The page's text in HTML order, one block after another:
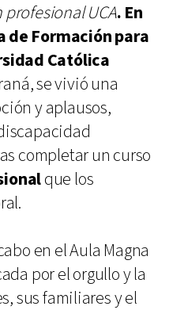
UCA. En
de Formación para
Católica
se vivió una
y aplausos,
completar un curso
que los
en el Aula Magna
por el orgullo y la
sus familiares y el